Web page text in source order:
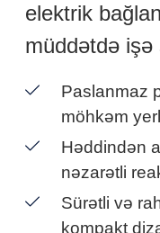
elektrik
müddətdə işə
Paslanmaz
möhkəm
Həddindən
nəzarətli
Sürətli və
kompakt